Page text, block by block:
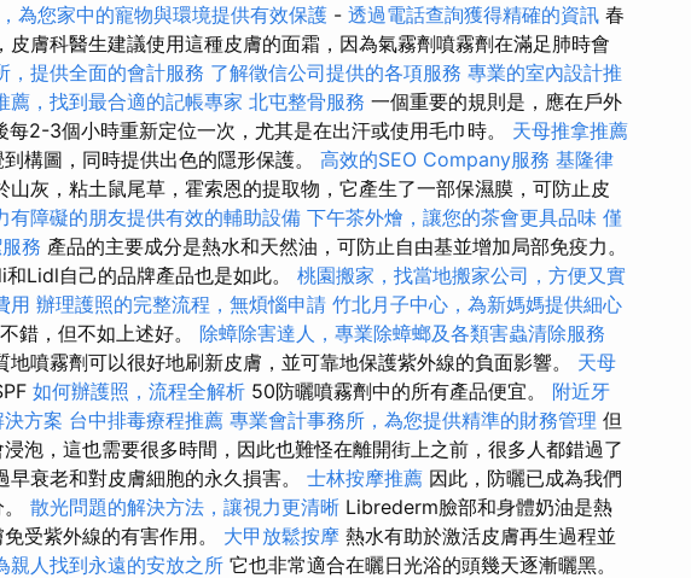
為您家中的寵物與環境提供有效保護 - 透過電話查詢獲得精確的資訊 春
膚科醫生建議使用這種皮膚的面霜，因為氣霧劑噴霧劑在滿足肺時會
，提供全面的會計服務 了解徵信公司提供的各項服務 專業的室內設計推
薦，找到最合適的記帳專家 北屯整骨服務 一個重要的規則是，應在戶外
2-3個小時重新定位一次，尤其是在出汗或使用毛巾時。 天母推拿推薦
構圖，同時提供出色的隱形保護。 高效的SEO Company服務 基隆律
山灰，粘土鼠尾草，霍索恩的提取物，它產生了一部保濕膜，可防止皮
有障礙的朋友提供有效的輔助設備 下午茶外燴，讓您的茶會更具品味 僅
務 產品的主要成分是熱水和天然油，可防止自由基並增加局部免疫力。
Lidl自己的品牌產品也是如此。 桃園搬家，找當地搬家公司，方便又實
用 辦理護照的完整流程，無煩惱申請 竹北月子中心，為新媽媽提供細心
錯，但不如上述好。 除蟑除害達人，專業除蟑螂及各類害蟲清除服務
地噴霧劑可以很好地刷新皮膚，並可靠地保護紫外線的負面影響。 天母
如何辦護照，流程全解析 50防曬噴霧劑中的所有產品便宜。 附近牙
方案 台中排毒療程推薦 專業會計事務所，為您提供精準的財務管理 但
泡，這也需要很多時間，因此也難怪在離開街上之前，很多人都錯過了
衰老和對皮膚細胞的永久損害。 士林按摩推薦 因此，防曬已成為我們
散光問題的解決方法，讓視力更清晰 Librederm臉部和身體奶油是熱
受紫外線的有害作用。 大甲放鬆按摩 熱水有助於激活皮膚再生過程並
親人找到永遠的安放之所 它也非常適合在曬日光浴的頭幾天逐漸曬黑。